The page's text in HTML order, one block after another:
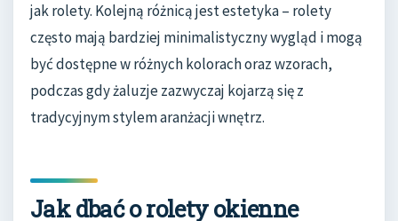
jak rolety. Kolejną różnicą jest estetyka – rolety
często mają bardziej minimalistyczny wygląd i mogą
być dostępne w różnych kolorach oraz wzorach,
podczas gdy żaluzje zazwyczaj kojarzą się z
tradycyjnym stylem aranżacji wnętrz.
Jak dbać o rolety okienne